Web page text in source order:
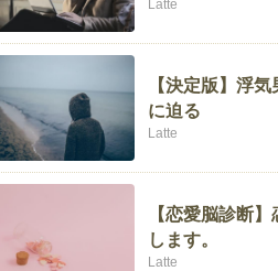
Latte
【決定版】浮
に迫る
Latte
【恋愛脳診断
します。
Latte